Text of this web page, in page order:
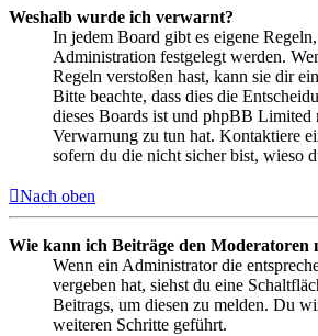
Weshalb wurde ich verwarnt?
In jedem Board gibt es eigene
Administration festgelegt werden.
Regeln verstoßen hast, kann sie dir
Bitte beachte, dass dies die
dieses Boards ist und phpBB Limited
Verwarnung zu tun hat. Kontaktiere
sofern du die nicht sicher bist, wieso
Nach oben
Wie kann ich Beiträge den Moderatoren
Wenn ein Administrator die
vergeben hat, siehst du eine
Beitrags, um diesen zu melden. Du
weiteren Schritte geführt.